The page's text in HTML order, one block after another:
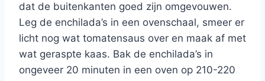
dat de buitenkanten goed zijn omgevouwen.
Leg de enchilada’s in een ovenschaal, smeer er
licht nog wat tomatensaus over en maak af met
wat geraspte kaas. Bak de enchilada’s in
ongeveer 20 minuten in een oven op 210-220